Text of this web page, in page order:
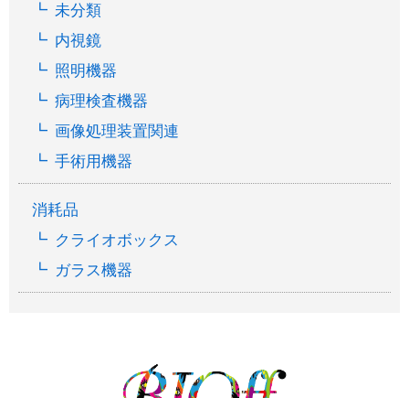
未分類
内視鏡
照明機器
病理検査機器
画像処理装置関連
手術用機器
消耗品
クライオボックス
ガラス機器